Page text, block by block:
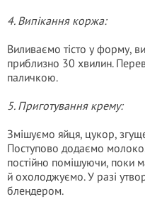
4. Випікання коржа:
Виливаємо тісто у форму,
приблизно 30 хвилин.
паличкою.
5. Приготування крему:
Змішуємо яйця, цукор,
Поступово додаємо
постійно помішуючи, поки
й охолоджуємо. У разі
блендером.